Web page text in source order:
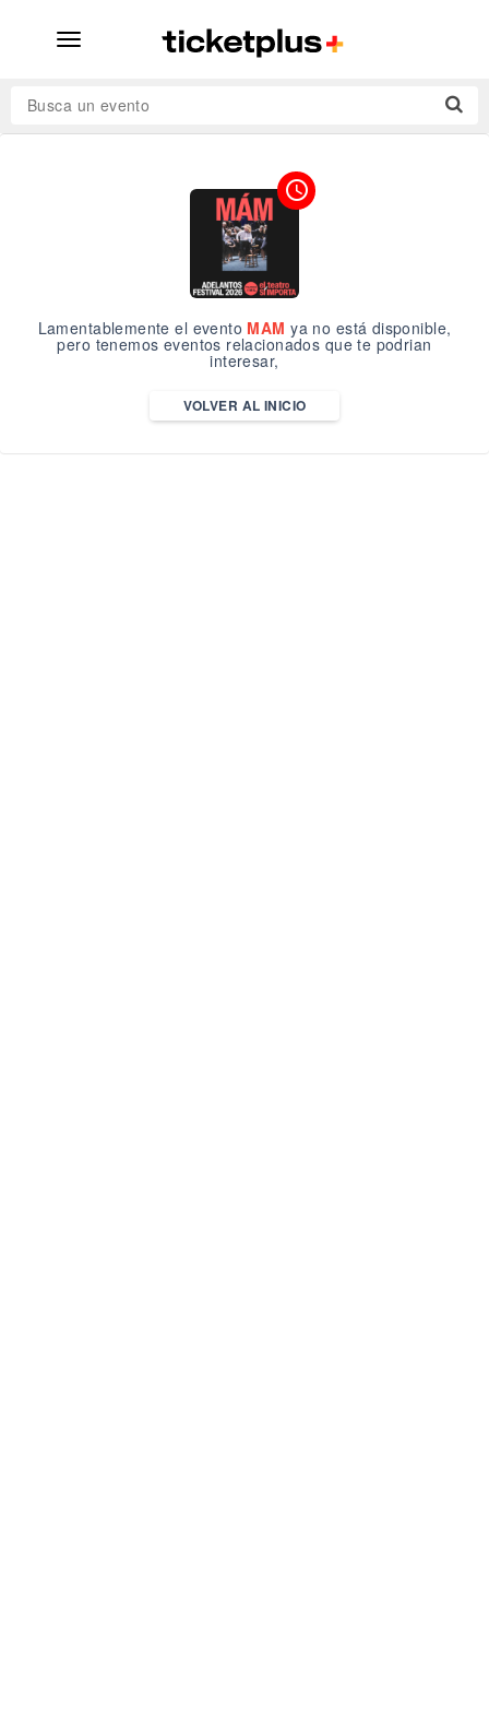
desplegar
Busca un evento
access_time
Lamentablemente el evento MAM ya no está disponible,
pero tenemos eventos relacionados que te podrian
interesar,
VOLVER AL INICIO